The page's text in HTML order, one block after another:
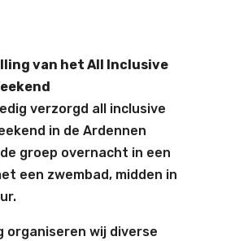
van het All Inclusive
verzorgd all inclusive
in de Ardennen
groep overnacht in een
een zwembad, midden in
organiseren wij diverse